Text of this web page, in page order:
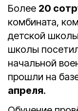
Более 20
комбината,
детской
школы
начальной
прошли на
апреля.